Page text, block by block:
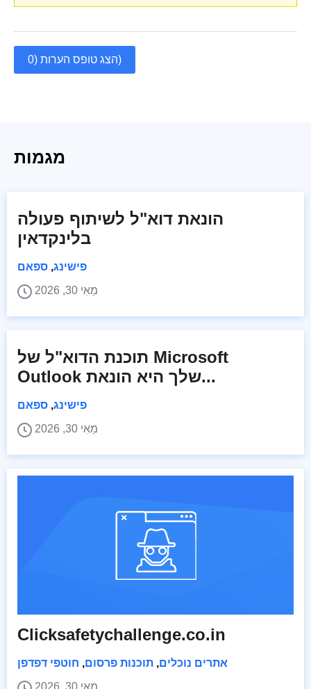
הצג טופס הערות (0)
מגמות
הונאת דוא"ל לשיתוף פעולה
בלינקדאין
פישינג, ספאם
מַאִי 30, 2026
תוכנת הדוא"ל של Microsoft
Outlook שלך היא הונאת...
פישינג, ספאם
מַאִי 30, 2026
Clicksafetychallenge.co.in
אתרים נוכלים, תוכנות פרסום, חוטפי דפדפן